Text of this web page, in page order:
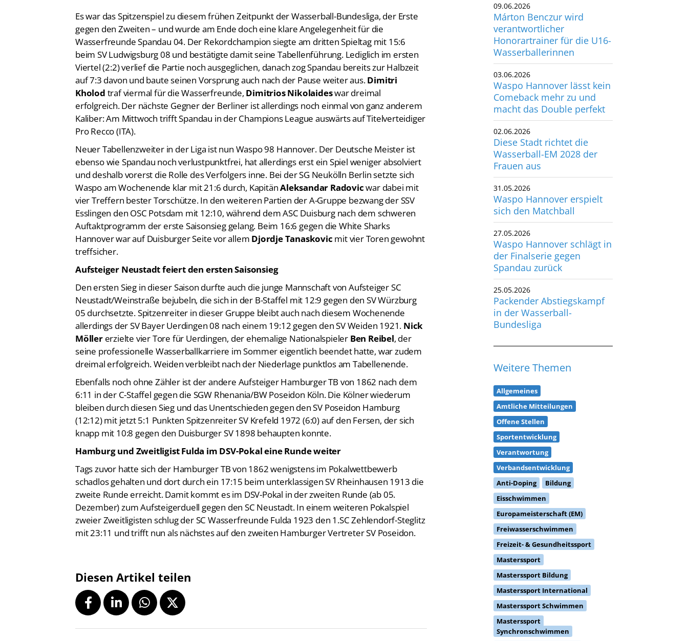
Es war das Spitzenspiel zu diesem frühen Zeitpunkt der Wasserball-Bundesliga, der Erste
gegen den Zweiten – und wurde am Ende doch eine klare Angelegenheit für die
Wasserfreunde Spandau 04. Der Rekordchampion siegte am dritten Spieltag mit 15:6
beim SV Ludwigsburg 08 und bestätigte damit seine Tabellenführung. Lediglich im ersten
Viertel (2:2) verlief die Partie noch ausgeglichen, danach zog Spandau bereits zur Halbzeit
auf 7:3 davon und baute seinen Vorsprung auch nach der Pause weiter aus.Dimitri
Kholod traf viermal für die Wasserfreunde, Dimitrios Nikolaideswar dreimal
erfolgreich. Der nächste Gegner der Berliner ist allerdings noch einmal von ganz anderem
Kaliber: Am Mittwoch trifft Spandau in der Champions League auswärts auf Titelverteidiger
Pro Recco (ITA).
Neuer Tabellenzweiter in der Liga ist nun Waspo 98 Hannover. Der Deutsche Meister ist
ebenso wie Spandau noch verlustpunktfrei, hat allerdings erst ein Spiel weniger absolviert
und deshalb vorerst die Rolle des Verfolgers inne. Bei der SG Neukölln Berlin setzte sich
Waspo am Wochenende klar mit 21:6 durch, KapitänAleksandar Radovicwar dabei mit
vier Treffern bester Torschütze. In den weiteren Partien der A-Gruppe bezwang der SSV
Esslingen den OSC Potsdam mit 12:10, während dem ASC Duisburg nach dem schweren
Auftaktprogramm der erste Saisonsieg gelang. Beim 16:6 gegen die White Sharks
Hannover war auf Duisburger Seite vor allem Djordje Tanaskovic mit vier Toren gewohnt
treffsicher.
Aufsteiger Neustadt feiert den ersten Saisonsieg
Den ersten Sieg in dieser Saison durfte auch die junge Mannschaft von Aufsteiger SC
Neustadt/Weinstraße bejubeln, die sich in der B-Staffel mit 12:9 gegen den SV Würzburg
05 durchsetzte. Spitzenreiter in dieser Gruppe bleibt auch nach diesem Wochenende
allerdings der SV Bayer Uerdingen 08 nach einem 19:12 gegen den SV Weiden 1921. Nick
Möllererzielte vier Tore für Uerdingen, der ehemalige Nationalspieler Ben Reibel, der
seine professionelle Wasserballkarriere im Sommer eigentlich beendet hatte, war zudem
dreimal erfolgreich. Weiden verbleibt nach der Niederlage punktlos am Tabellenende.
Ebenfalls noch ohne Zähler ist der andere Aufsteiger Hamburger TB von 1862 nach dem
6:11 in der C-Staffel gegen die SGW Rhenania/BW Poseidon Köln. Die Kölner wiederum
bleiben durch diesen Sieg und das Unentschieden gegen den SV Poseidon Hamburg
(12:12) mit jetzt 5:1 Punkten Spitzenreiter SV Krefeld 1972 (6:0) auf den Fersen, der sich
knapp mit 10:8 gegen den Duisburger SV 1898 behaupten konnte.
Hamburg und Zweitligist Fulda im DSV-Pokal eine Runde weiter
Tags zuvor hatte sich der Hamburger TB von 1862 wenigstens im Pokalwettbewerb
schadlos gehalten und dort durch ein 17:15 beim unterklassigen SV Rheinhausen 1913 die
zweite Runde erreicht. Damit kommt es im DSV-Pokal in der zweiten Runde (ab 05.
Dezember) zum Aufsteigerduell gegen den SC Neustadt. In einem weiteren Pokalspiel
zweier Zweitligisten schlug der SC Wasserfreunde Fulda 1923 den 1.SC Zehlendorf-Steglitz
mit 23:11 und trifft nun als nächstes auf den zweiten Hamburger Vertreter SV Poseidon.
Diesen Artikel teilen
09.06.2026
Márton Benczur wird
verantwortlicher
Honorartrainer für die U16-
Wasserballerinnen
03.06.2026
Waspo Hannover lässt kein
Comeback mehr zu und
macht das Double perfekt
02.06.2026
Diese Stadt richtet die
Wasserball-EM 2028 der
Frauen aus
31.05.2026
Waspo Hannover erspielt
sich den Matchball
27.05.2026
Waspo Hannover schlägt in
der Finalserie gegen
Spandau zurück
25.05.2026
Packender Abstiegskampf
in der Wasserball-
Bundesliga
Weitere Themen
Allgemeines
Amtliche Mitteilungen
Offene Stellen
Sportentwicklung
Verantwortung
Verbandsentwicklung
Anti-Doping
Bildung
Eisschwimmen
Europameisterschaft (EM)
Freiwasserschwimmen
Freizeit- & Gesundheitssport
Masterssport
Masterssport Bildung
Masterssport International
Masterssport Schwimmen
Masterssport
Synchronschwimmen